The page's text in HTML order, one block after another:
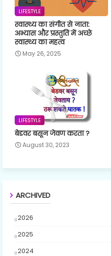
LIFESTYLE
स्वास्थ्य का संगीत से नाता:
अभ्यास और प्रस्तुति में अच्छे
स्वास्थ्य का महत्व
May 26, 2025
LIFESTYLE
बेडवर बसून जेवण करता ?
August 30, 2023
ARCHIVED
2026
2025
2024